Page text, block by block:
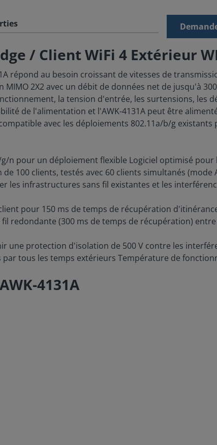
/ Client WiFi 4 Extérieur
répond au besoin croissant de vitesses de
2X2 avec un débit de données net de jusqu'à
la tension d'entrée, les surtensions, les
de l'alimentation et l'AWK-4131A peut être
avec les déploiements 802.11a/b/g
pour un déploiement flexible Logiciel optimisé pour
100 clients, testés avec 60 clients simultanés (mode
les infrastructures sans fil existantes et les
pour 150 ms de temps de récupération
redondante (300 ms de temps de récupération)
protection d'isolation de 500 V contre les
tous les temps extérieurs Température de
4131A